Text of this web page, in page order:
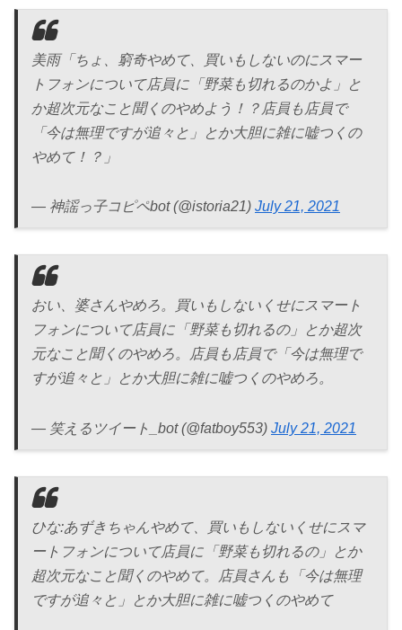
美雨「ちょ、窮奇やめて、買いもしないのにスマー
トフォンについて店員に「野菜も切れるのかよ」と
か超次元なこと聞くのやめよう！？店員も店員で
「今は無理ですが追々と」とか大胆に雑に嘘つくの
やめて！？」
— 神謡っ子コピペbot (@istoria21) July 21, 2021
おい、婆さんやめろ。買いもしないくせにスマート
フォンについて店員に「野菜も切れるの」とか超次
元なこと聞くのやめろ。店員も店員で「今は無理で
すが追々と」とか大胆に雑に嘘つくのやめろ。
— 笑えるツイート_bot (@fatboy553) July 21, 2021
ひな:あずきちゃんやめて、買いもしないくせにスマ
ートフォンについて店員に「野菜も切れるの」とか
超次元なこと聞くのやめて。店員さんも「今は無理
ですが追々と」とか大胆に雑に嘘つくのやめて